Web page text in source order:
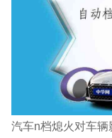
汽车n档熄火对车